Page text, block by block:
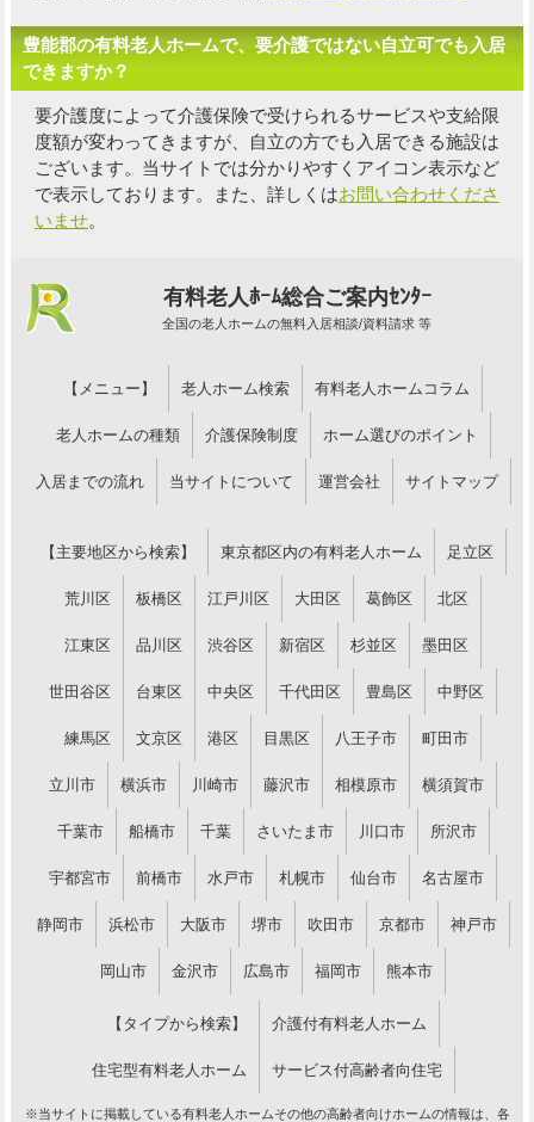
豊能郡の有料老人ホームで、要介護ではない自立可でも入居
できますか？
要介護度によって介護保険で受けられるサービスや支給限
度額が変わってきますが、自立の方でも入居できる施設は
ございます。当サイトでは分かりやすくアイコン表示など
で表示しております。また、詳しくはお問い合わせくださ
いませ。
有料老人ﾎｰﾑ総合ご案内ｾﾝﾀｰ
全国の老人ホームの無料入居相談/資料請求 等
【メニュー】 老人ホーム検索 有料老人ホームコラム
老人ホームの種類 介護保険制度 ホーム選びのポイント
入居までの流れ 当サイトについて 運営会社 サイトマップ
【主要地区から検索】 東京都区内の有料老人ホーム 足立区
荒川区 板橋区 江戸川区 大田区 葛飾区 北区
江東区 品川区 渋谷区 新宿区 杉並区 墨田区
世田谷区 台東区 中央区 千代田区 豊島区 中野区
練馬区 文京区 港区 目黒区 八王子市 町田市
立川市 横浜市 川崎市 藤沢市 相模原市 横須賀市
千葉市 船橋市 千葉 さいたま市 川口市 所沢市
宇都宮市 前橋市 水戸市 札幌市 仙台市 名古屋市
静岡市 浜松市 大阪市 堺市 吹田市 京都市 神戸市
岡山市 金沢市 広島市 福岡市 熊本市
【タイプから検索】 介護付有料老人ホーム
住宅型有料老人ホーム サービス付高齢者向住宅
※当サイトに掲載している有料老人ホームその他の高齢者向けホームの情報は、各